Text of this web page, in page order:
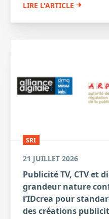
LIRE L'ARTICLE
SRI
21 JUILLET 2026
Publicité TV, CTV et
grandeur nature
l’IDcrea pour
des créations